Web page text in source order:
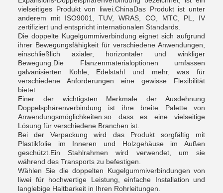
vielseitiges Produkt von liwei.ChinaDas Produkt ist unter
anderem mit ISO9001, TUV, WRAS, CO, MTC, PL, IV
zertifiziert und entspricht internationalen Standards.
Die doppelte Kugelgummiverbindung eignet sich aufgrund
ihrer Bewegungsfähigkeit für verschiedene Anwendungen,
einschließlich axialer, horizontaler und winkliger
Bewegung.Die Flanzenmaterialoptionen umfassen
galvanisierten Kohle, Edelstahl und mehr, was für
verschiedene Anforderungen eine gewisse Flexibilität
bietet.
Einer der wichtigsten Merkmale der Ausdehnung
Doppelsphärenverbindung ist ihre breite Palette von
Anwendungsmöglichkeiten.so dass es eine vielseitige
Lösung für verschiedene Branchen ist.
Bei der Verpackung wird das Produkt sorgfältig mit
Plastikfolie im Inneren und Holzgehäuse im Außen
geschützt.Ein Stahlrahmen wird verwendet, um sie
während des Transports zu befestigen.
Wählen Sie die doppelten Kugelgummiverbindungen von
liwei für hochwertige Leistung, einfache Installation und
langlebige Haltbarkeit in Ihren Rohrleitungen.